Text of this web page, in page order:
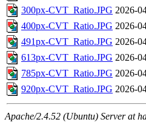
300px-CVT_Ratio.JPG 2026-
400px-CVT_Ratio.JPG 2026-
491px-CVT_Ratio.JPG 2026-
613px-CVT_Ratio.JPG 2026-
785px-CVT_Ratio.JPG 2026-
920px-CVT_Ratio.JPG 2026-
Apache/2.4.52 (Ubuntu) Server at